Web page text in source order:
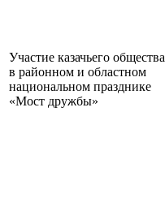
Участие казачьего общества
в районном и областном
национальном празднике
«Мост дружбы»